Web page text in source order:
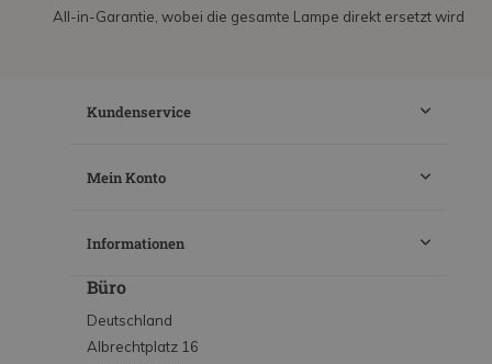
All-in-Garantie, wobei die gesamte Lampe direkt ersetzt wird
Kundenservice
Mein Konto
Informationen
Büro
Deutschland
Albrechtplatz 16